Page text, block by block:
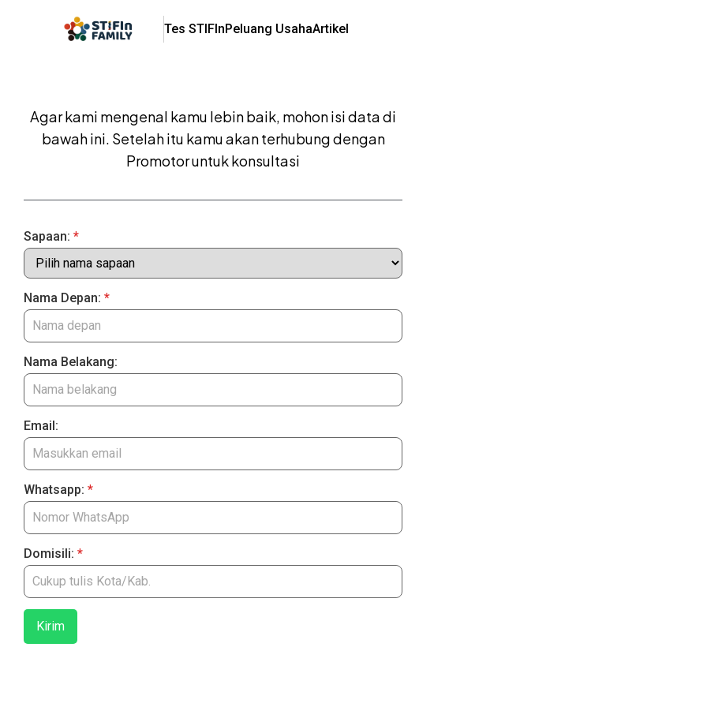
Tes STIFInPeluang UsahaArtikel
Agar kami mengenal kamu lebin baik, mohon isi data di
bawah ini. Setelah itu kamu akan terhubung dengan
Promotor untuk konsultasi
Sapaan: *
Nama Depan: *
Nama Belakang:
Email:
Whatsapp: *
Domisili: *
Kirim